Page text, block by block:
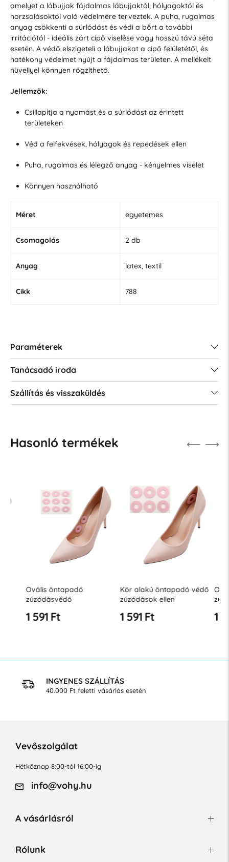
amelyet a lábujjak fájdalmas lábujjaktól, hólyagoktól és
horzsolásoktól való védelmére terveztek. A puha, rugalmas
anyag csökkenti a súrlódást és védi a bőrt a további
irritációtól - ideális zárt cipő viselése vagy hosszú távú séta
esetén. A védő elszigeteli a lábujjakat a cipő felületétől, és
hatékony védelmet nyújt a fájdalmas területen. A mellékelt
hüvellyel könnyen rögzíthető.
Jellemzők:
Csillapítja a nyomást és a súrlódást az érintett
területeken
Véd a felfekvések, hólyagok és repedések ellen
Puha, rugalmas és lélegző anyag - kényelmes viselet
Könnyen használható
Méret egyetemes
Csomagolás 2 db
Anyag latex, textil
Cikk 788
Paraméterek
Tanácsadó iroda
Szállítás és visszaküldés
Hasonló termékek
Ovális öntapadó
zúzódásvédő
1 591 Ft
Kör alakú öntapadó védő
zúzódások ellen
1 591 Ft
Ovális
1 591
INGYENES SZÁLLÍTÁS
40.000 Ft feletti vásárlás esetén
Vevőszolgálat
Hétköznap 8:00-tól 16:00-ig
info@vohy.hu
A vásárlásról
Rólunk